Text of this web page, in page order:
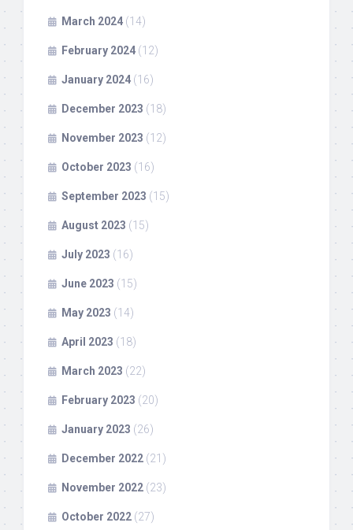
March 2024 (14)
February 2024 (12)
January 2024 (16)
December 2023 (18)
November 2023 (12)
October 2023 (16)
September 2023 (15)
August 2023 (15)
July 2023 (16)
June 2023 (15)
May 2023 (14)
April 2023 (18)
March 2023 (22)
February 2023 (20)
January 2023 (26)
December 2022 (21)
November 2022 (23)
October 2022 (27)